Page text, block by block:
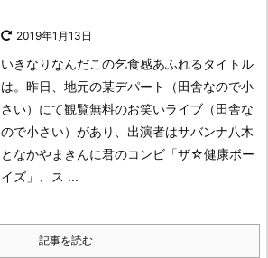
2019年1月13日
いきなりなんだこの乞食感あふれるタイトル
は。 昨日、地元の某デパート（田舎なので小
さい）にて観覧無料のお笑いライブ（田舎な
ので小さい）があり、 出演者はサバンナ八木
となかやまきんに君のコンビ「ザ☆健康ボー
イズ」、ス ...
記事を読む